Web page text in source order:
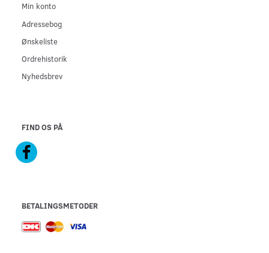
Min konto
Adressebog
Ønskeliste
Ordrehistorik
Nyhedsbrev
FIND OS PÅ
BETALINGSMETODER